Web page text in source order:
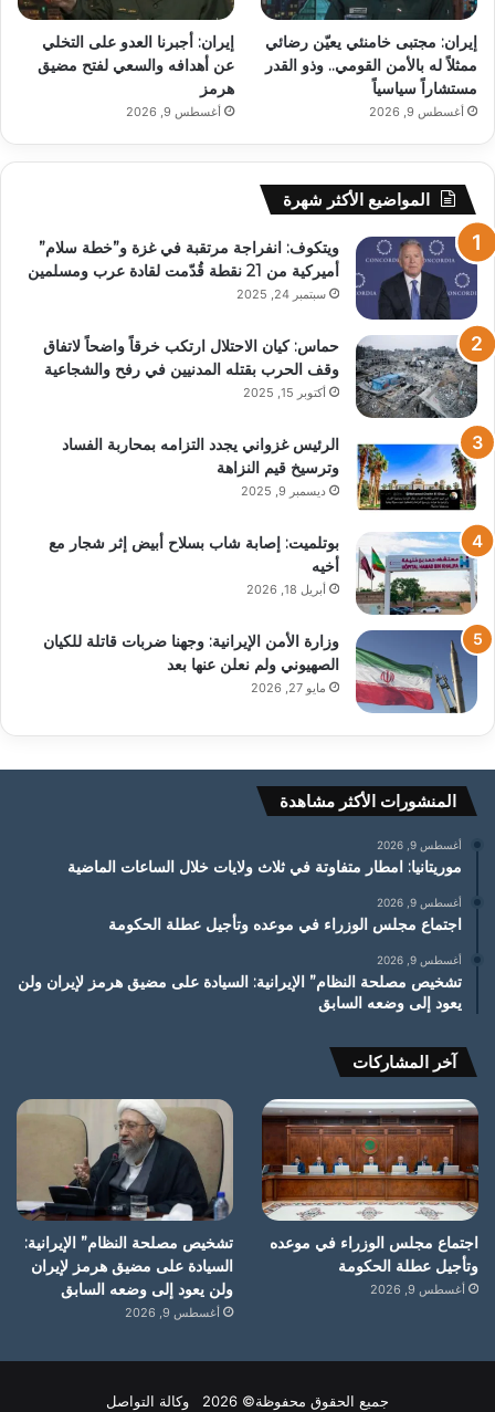
إيران: مجتبى خامنئي يعيّن رضائي
ممثلاً له بالأمن القومي.. وذو القدر
مستشاراً سياسياً
أغسطس 9, 2026
إيران: أجبرنا العدو على التخلي
عن أهدافه والسعي لفتح مضيق
هرمز
أغسطس 9, 2026
المواضيع الأكثر شهرة
ويتكوف: انفراجة مرتقبة في غزة و”خطة سلام”
أميركية من 21 نقطة قُدّمت لقادة عرب ومسلمين
سبتمبر 24, 2025
حماس: كيان الاحتلال ارتكب خرقاً واضحاً لاتفاق
وقف الحرب بقتله المدنيين في رفح والشجاعية
أكتوبر 15, 2025
الرئيس غزواني يجدد التزامه بمحاربة الفساد
وترسيخ قيم النزاهة
ديسمبر 9, 2025
بوتلميت: إصابة شاب بسلاح أبيض إثر شجار مع
أخيه
أبريل 18, 2026
وزارة الأمن الإيرانية: وجهنا ضربات قاتلة للكيان
الصهيوني ولم نعلن عنها بعد
مايو 27, 2026
المنشورات الأكثر مشاهدة
أغسطس 9, 2026
موريتانيا: امطار متفاوتة في ثلاث ولايات خلال الساعات الماضية
أغسطس 9, 2026
اجتماع مجلس الوزراء في موعده وتأجيل عطلة الحكومة
أغسطس 9, 2026
تشخيص مصلحة النظام” الإيرانية: السيادة على مضيق هرمز لإيران ولن
يعود إلى وضعه السابق
آخر المشاركات
اجتماع مجلس الوزراء في موعده
وتأجيل عطلة الحكومة
أغسطس 9, 2026
تشخيص مصلحة النظام” الإيرانية:
السيادة على مضيق هرمز لإيران
ولن يعود إلى وضعه السابق
أغسطس 9, 2026
جميع الحقوق محفوظة© 2026 وكالة التواصل